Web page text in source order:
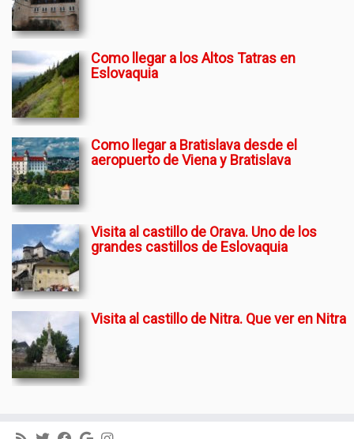
Como llegar a los Altos Tatras en
Eslovaquia
Como llegar a Bratislava desde el
aeropuerto de Viena y Bratislava
Visita al castillo de Orava. Uno de los
grandes castillos de Eslovaquia
Visita al castillo de Nitra. Que ver en Nitra